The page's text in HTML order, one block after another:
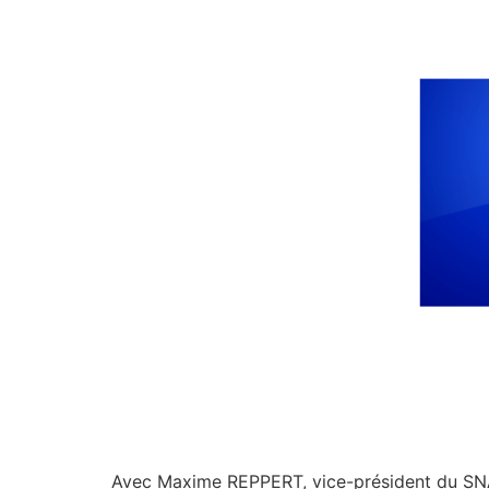
Avec Maxime REPPERT, vice-président du